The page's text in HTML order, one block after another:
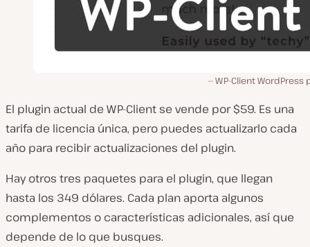
WP-Client WordPress
El plugin actual de WP-Client se vende por $59. Es una
tarifa de licencia única, pero puedes actualizarlo cada
año para recibir actualizaciones del plugin.
Hay otros tres paquetes para el plugin, que llegan
hasta los 349 dólares. Cada plan aporta algunos
complementos o características adicionales, así que
depende de lo que busques.